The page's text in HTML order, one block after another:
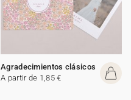
Agradecimientos clásicos
A partir de 1,85 €